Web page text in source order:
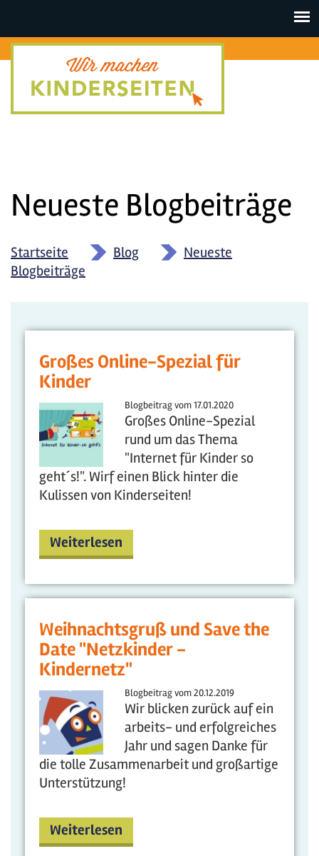
Toggle
Neueste Blogbeiträge
Startseite » Blog »
Neueste
Blogbeiträge
Großes Online-Spezial für
Kinder
Blogbeitrag vom17.01.2020
Großes Online-Spezial
rund um das Thema
"Internet für Kinder so
geht´s!". Wirf einen Blick hinter die
Kulissen von Kinderseiten!
Weiterlesen
Weihnachtsgruß und Save the
Date "Netzkinder -
Kindernetz"
Blogbeitrag vom20.12.2019
Wir blicken zurück auf ein
arbeits- und erfolgreiches
Jahr und sagen Danke für
die tolle Zusammenarbeit und großartige
Unterstützung!
Weiterlesen